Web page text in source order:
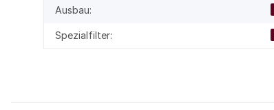
Ausbau:
Spezialfilter: